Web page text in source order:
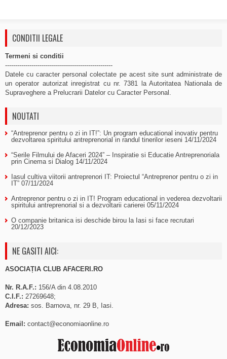
CONDITII LEGALE
Termeni si conditii
-----------------------------------------------------
Datele cu caracter personal colectate pe acest site sunt administrate de
un operator autorizat inregistrat cu nr. 7381 la Autoritatea Nationala de
Supraveghere a Prelucrarii Datelor cu Caracter Personal.
NOUTATI
“Antreprenor pentru o zi in IT!”: Un program educational inovativ pentru
dezvoltarea spiritului antreprenorial in randul tinerilor ieseni 14/11/2024
“Serile Filmului de Afaceri 2024” – Inspiratie si Educatie Antreprenoriala
prin Cinema si Dialog 14/11/2024
Iasul cultiva viitorii antreprenori IT: Proiectul “Antreprenor pentru o zi in
IT” 07/11/2024
Antreprenor pentru o zi in IT! Program educational in vederea dezvoltarii
spiritului antreprenorial si a dezvoltarii carierei 05/11/2024
O companie britanica isi deschide birou la Iasi si face recrutari
20/12/2023
NE GASITI AICI:
ASOCIAȚIA CLUB AFACERI.RO
Nr. R.A.F.: 156/A din 4.08.2010
C.I.F.: 27269648;
Adresa: sos. Barnova, nr. 29 B, Iasi.
Email: contact@economiaonline.ro